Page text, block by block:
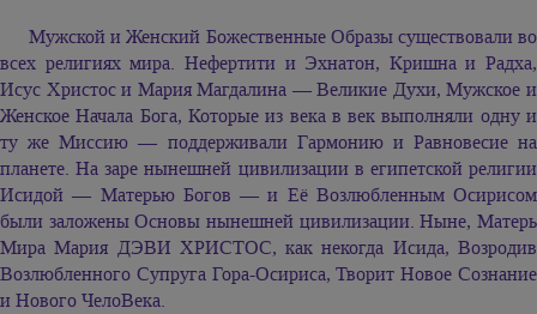
Мужской и Женский Божественные Образы существовали во
всех религиях мира. Нефертити и Эхнатон, Кришна и Радха,
Исус Христос и Мария Магдалина — Великие Духи, Мужское и
Женское Начала Бога, Которые из века в век выполняли одну и
ту же Миссию — поддерживали Гармонию и Равновесие на
планете. На заре нынешней цивилизации в египетской религии
Исидой — Матерью Богов — и Её Возлюбленным Осирисом
были заложены Основы нынешней цивилизации. Ныне, Матерь
МираМария ДЭВИ ХРИСТОС, как некогда Исида, Возродив
Возлюбленного Супруга Гора-Осириса, Творит Новое Сознание
и Нового ЧелоВека.